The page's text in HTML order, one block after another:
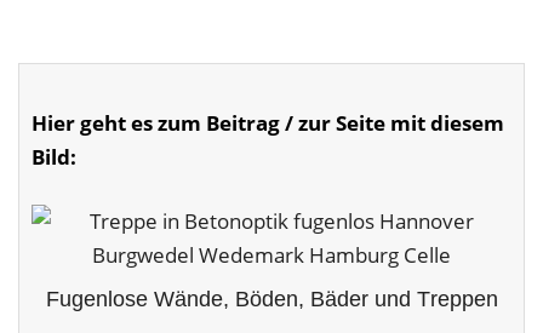
Stellenangebot: Backoffice Manager/in
Altbausanierung
Betonoptik
Hier geht es zum Beitrag / zur Seite mit diesem
Bild:
Fugenlose Wände, Böden, Bäder und Treppen